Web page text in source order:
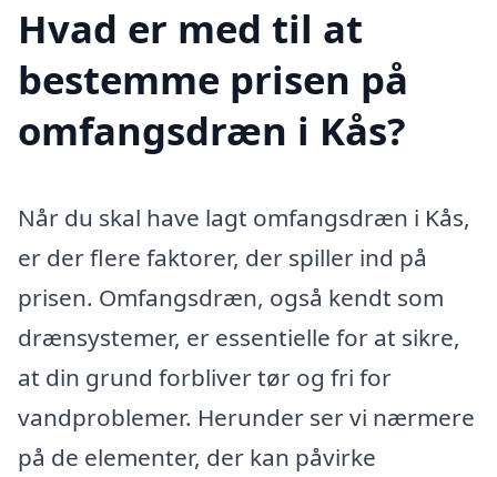
Hvad er med til at
bestemme prisen på
omfangsdræn i Kås?
Når du skal have lagt omfangsdræn i Kås,
er der flere faktorer, der spiller ind på
prisen. Omfangsdræn, også kendt som
drænsystemer, er essentielle for at sikre,
at din grund forbliver tør og fri for
vandproblemer. Herunder ser vi nærmere
på de elementer, der kan påvirke